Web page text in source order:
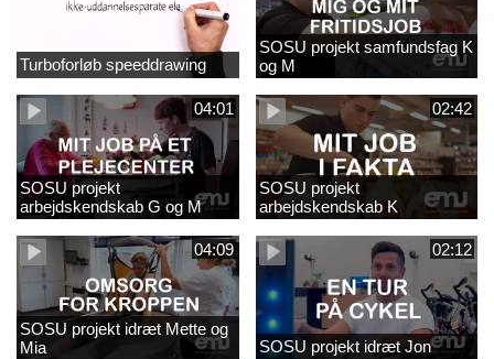
Turboforløb speeddrawing
SOSU projekt samfundsfag K
og M
04:01
SOSU projekt
arbejdskendskab G og M
02:42
SOSU projekt
arbejdskendskab K
04:09
SOSU projekt idræt Mette og
Mia
02:12
SOSU projekt idræt Jon